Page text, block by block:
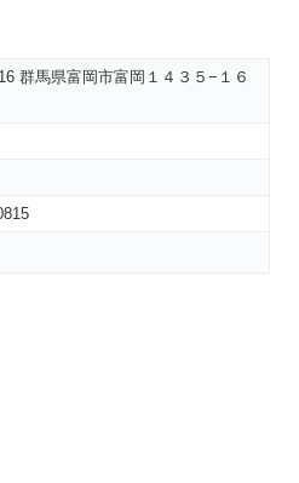
群馬県富岡市富岡１４３５−１６